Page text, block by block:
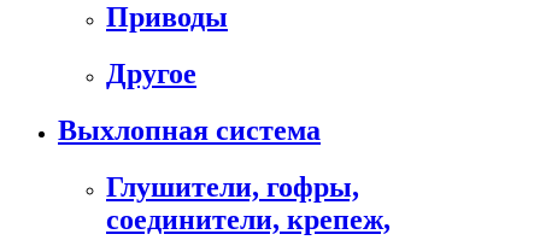
Приводы
Другое
Выхлопная система
Глушители, гофры,
соединители, крепеж,